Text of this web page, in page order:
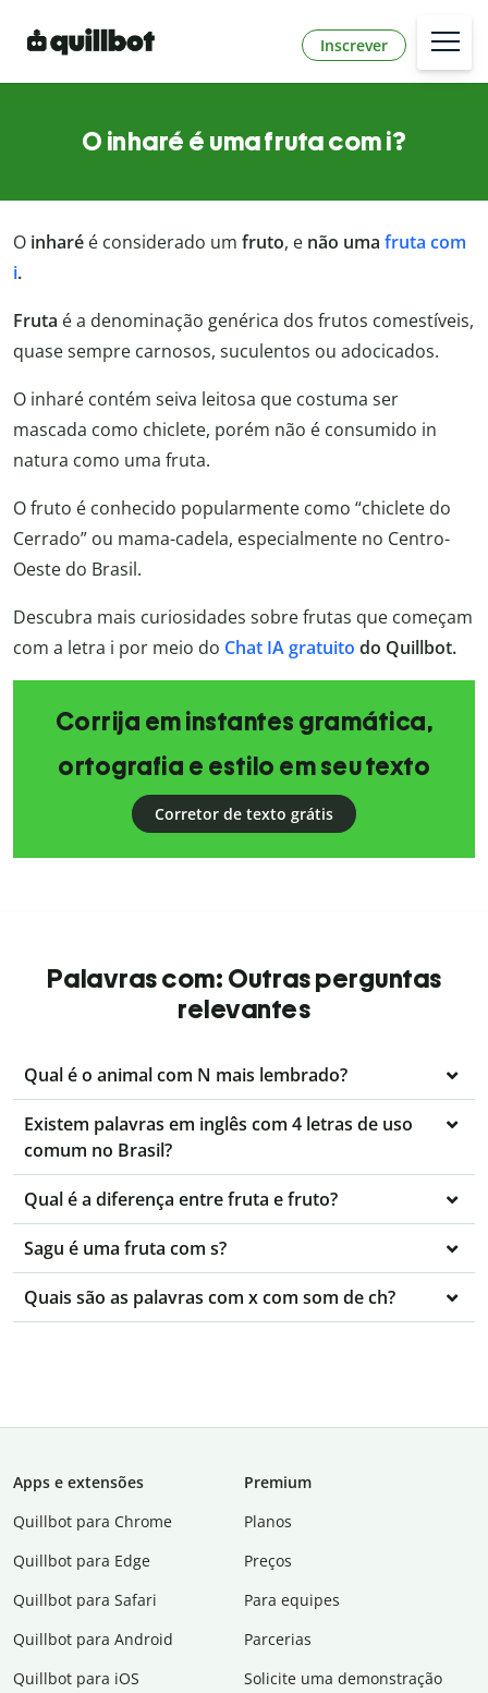
Inscrever
O inharé é uma fruta com i?
O inharé é considerado um fruto, e não uma fruta com
i.
Fruta é a denominação genérica dos frutos comestíveis,
quase sempre carnosos, suculentos ou adocicados.
O inharé contém seiva leitosa que costuma ser
mascada como chiclete, porém não é consumido in
natura como uma fruta.
O fruto é conhecido popularmente como “chiclete do
Cerrado” ou mama-cadela, especialmente no Centro-
Oeste do Brasil.
Descubra mais curiosidades sobre frutas que começam
com a letra i por meio do Chat IA gratuito do Quillbot.
Corrija em instantes gramática,
ortografia e estilo em seu texto
Corretor de texto grátis
Palavras com: Outras perguntas
relevantes
Qual é o animal com N mais lembrado?
Existem palavras em inglês com 4 letras de uso
comum no Brasil?
Qual é a diferença entre fruta e fruto?
Sagu é uma fruta com s?
Quais são as palavras com x com som de ch?
Apps e extensões
Quillbot para Chrome
Quillbot para Edge
Quillbot para Safari
Quillbot para Android
Quillbot para iOS
Premium
Planos
Preços
Para equipes
Parcerias
Solicite uma demonstração